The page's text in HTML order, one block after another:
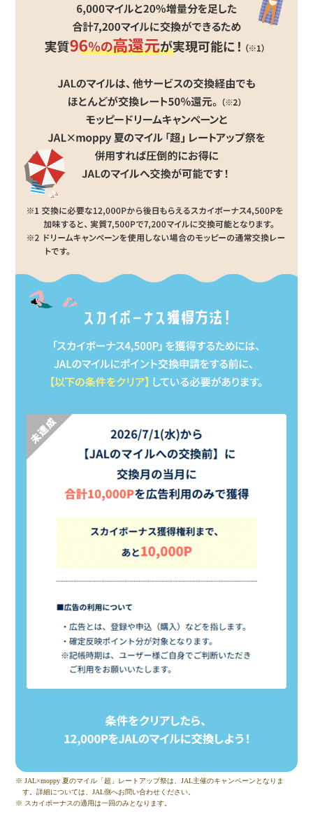
※ JAL×moppy 夏のマイル「超」レートアップ祭は、JAL主催のキャンペーンとなりま
す。詳細については、JAL側へお問い合わせください。
※ スカイボーナスの適用は一回のみとなります。